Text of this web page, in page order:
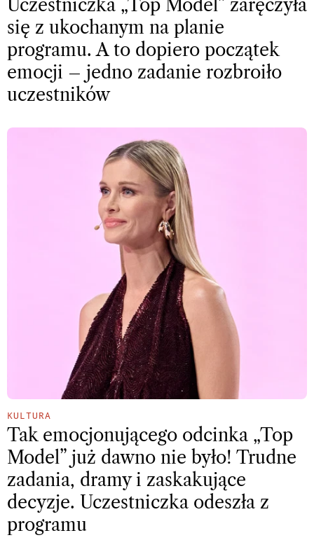
Uczestniczka „Top Model” zaręczyła
się z ukochanym na planie
programu. A to dopiero początek
emocji – jedno zadanie rozbroiło
uczestników
KULTURA
Tak emocjonującego odcinka „Top
Model” już dawno nie było! Trudne
zadania, dramy i zaskakujące
decyzje. Uczestniczka odeszła z
programu